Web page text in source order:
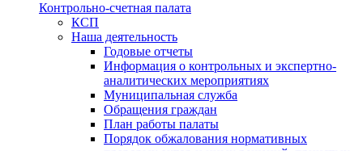
Контрольно-счетная палата
КСП
Наша деятельность
Годовые отчеты
Информация о контрольных и экспертно-
аналитических мероприятиях
Муниципальная служба
Обращения граждан
План работы палаты
Порядок обжалования нормативных